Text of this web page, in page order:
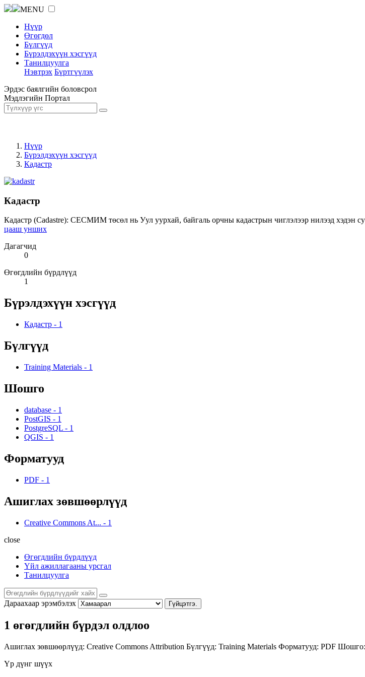
MENU
Нүүр
Өгөгдөл
Бүлгүүд
Бүрэлдэхүүн хэсгүүд
Танилцуулга
Нэвтрэх Бүртгүүлэх
Эрдэс баялгийн боловсрол
Мэдлэгийн Портал
Нүүр
Бүрэлдэхүүн хэсгүүд
Кадастр
Кадастр
Кадастр (Cadastre): СЕСМИМ төсөл нь Уул уурхай, байгаль орчны кадастрын чиглэлээр нилээд хэдэн
цааш унших
Дагагчид
0
Өгөгдлийн бүрдлүүд
1
Бүрэлдэхүүн хэсгүүд
Кадастр - 1
Бүлгүүд
Training Materials - 1
Шошго
database - 1
PostGIS - 1
PostgreSQL - 1
QGIS - 1
Форматууд
PDF - 1
Ашиглах зөвшөөрлүүд
Creative Commons At... - 1
close
Өгөгдлийн бүрдлүүд
Үйл ажиллагааны урсгал
Танилцуулга
Дараахаар эрэмбэлэх Гүйцэтгэ.
1 өгөгдлийн бүрдэл олдлоо
Ашиглах зөвшөөрлүүд: Creative Commons Attribution Бүлгүүд: Training Materials Форматууд: PDF Шошго:
Үр дүнг шүүх